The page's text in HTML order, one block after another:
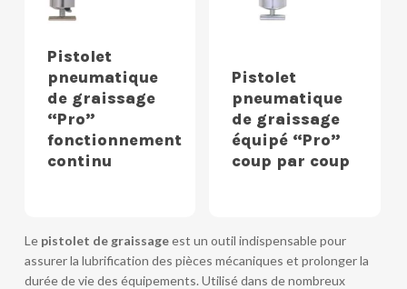
Pistolet
pneumatique
de graissage
“Pro”
fonctionnement
continu
Pistolet
pneumatique
de graissage
équipé “Pro”
coup par coup
Le pistolet de graissageest un outil indispensable pour
assurer la lubrification des pièces mécaniques et prolonger la
durée de vie des équipements. Utilisé dans de nombreux